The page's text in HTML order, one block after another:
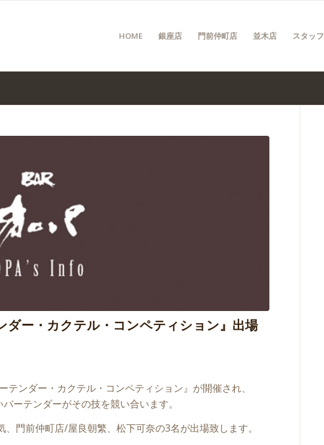
HOME 銀座店 門前仲町店 並木店 スタッフ
ダー・カクテル・コンペティション』出場
ンダー・カクテル・コンペティション』が開催され、
ーテンダーがその技を競い合います。
門前仲町店/屋良朝繁、松下可奈の3名が出場致します。